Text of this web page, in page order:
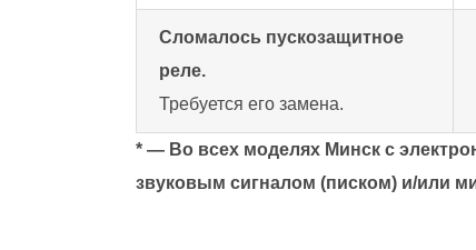
Сломалось пускозащитное
реле.
Требуется его замена.
* — Во всех моделях Минск с
звуковым сигналом (писком) и/или